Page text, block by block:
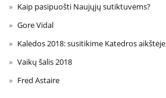
Kaip pasipuošti Naujųjų sutiktuvėms?
Gore Vidal
Kalėdos 2018: susitikime Katedros aikštėje
Vaikų šalis 2018
Fred Astaire